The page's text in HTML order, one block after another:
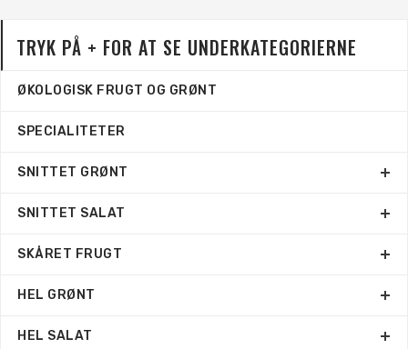
TRYK PÅ + FOR AT SE UNDERKATEGORIERNE
ØKOLOGISK FRUGT OG GRØNT
SPECIALITETER
SNITTET GRØNT
SNITTET SALAT
SKÅRET FRUGT
HEL GRØNT
HEL SALAT